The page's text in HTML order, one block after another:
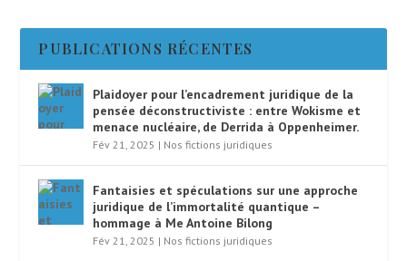
PUBLICATIONS RÉCENTES
Plaidoyer pour l’encadrement juridique de la
pensée déconstructiviste : entre Wokisme et
menace nucléaire, de Derrida à Oppenheimer.
Fév 21, 2025 | Nos fictions juridiques
Fantaisies et spéculations sur une approche
juridique de l’immortalité quantique –
hommage à Me Antoine Bilong
Fév 21, 2025 | Nos fictions juridiques